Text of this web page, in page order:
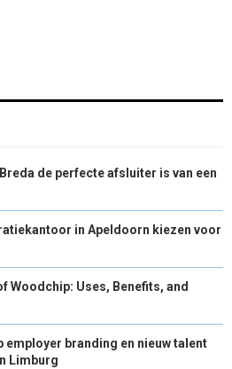
de perfecte afsluiter is van een
in Apeldoorn kiezen voor
Woodchip: Uses, Benefits, and
employer branding en nieuw talent
Limburg